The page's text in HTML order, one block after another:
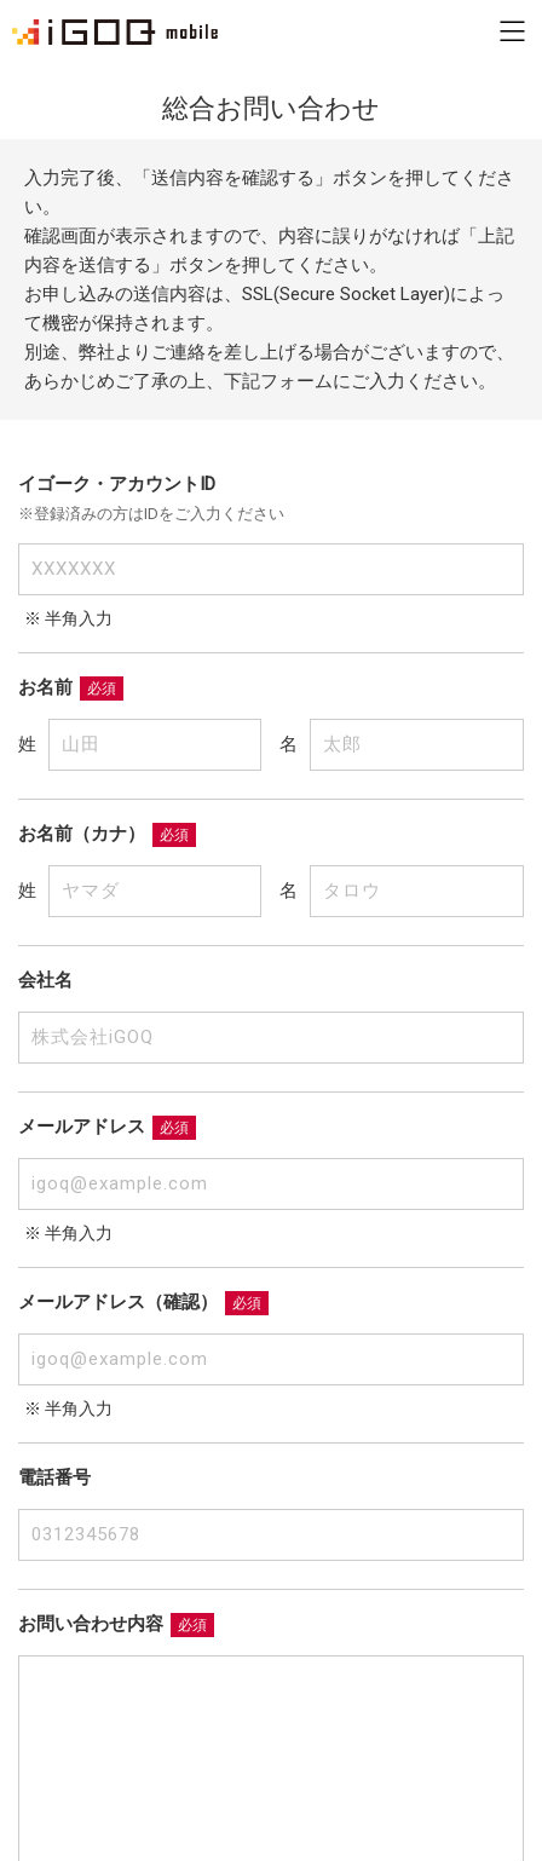
イゴーク・モバイルとは
お知らせ
FAQ
iGOQ トップ
お申し込みはこちら
ID（会員ID）が必要です。
アカウントID（会員ID）をお持ちでない方は、
こちらから会員登録(無料)をお願いします。
総合お問い合わせ
入力完了後、「送信内容を確認する」ボタンを押してくださ
い。
確認画面が表示されますので、内容に誤りがなければ「上記
内容を送信する」ボタンを押してください。
お申し込みの送信内容は、SSL(Secure Socket Layer)によっ
て機密が保持されます。
別途、弊社よりご連絡を差し上げる場合がございますので、
あらかじめご了承の上、下記フォームにご入力ください。
イゴーク・アカウントID
※登録済みの方はIDをご入力ください
※ 半角入力
お名前 必須
姓 名
お名前（カナ） 必須
姓 名
会社名
メールアドレス 必須
※ 半角入力
メールアドレス（確認） 必須
※ 半角入力
電話番号
お問い合わせ内容 必須